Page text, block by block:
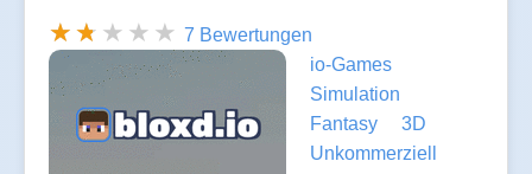
7 Bewertungen
io-Games
Simulation
Fantasy
3D
Unkommerziell